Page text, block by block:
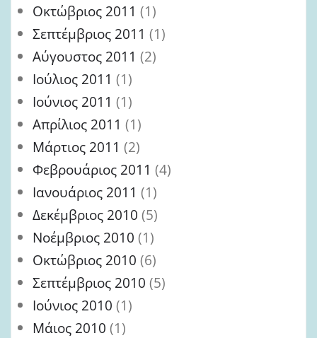
Οκτώβριος 2011 (1)
Σεπτέμβριος 2011 (1)
Αύγουστος 2011 (2)
Ιούλιος 2011 (1)
Ιούνιος 2011 (1)
Απρίλιος 2011 (1)
Μάρτιος 2011 (2)
Φεβρουάριος 2011 (4)
Ιανουάριος 2011 (1)
Δεκέμβριος 2010 (5)
Νοέμβριος 2010 (1)
Οκτώβριος 2010 (6)
Σεπτέμβριος 2010 (5)
Ιούνιος 2010 (1)
Μάιος 2010 (1)